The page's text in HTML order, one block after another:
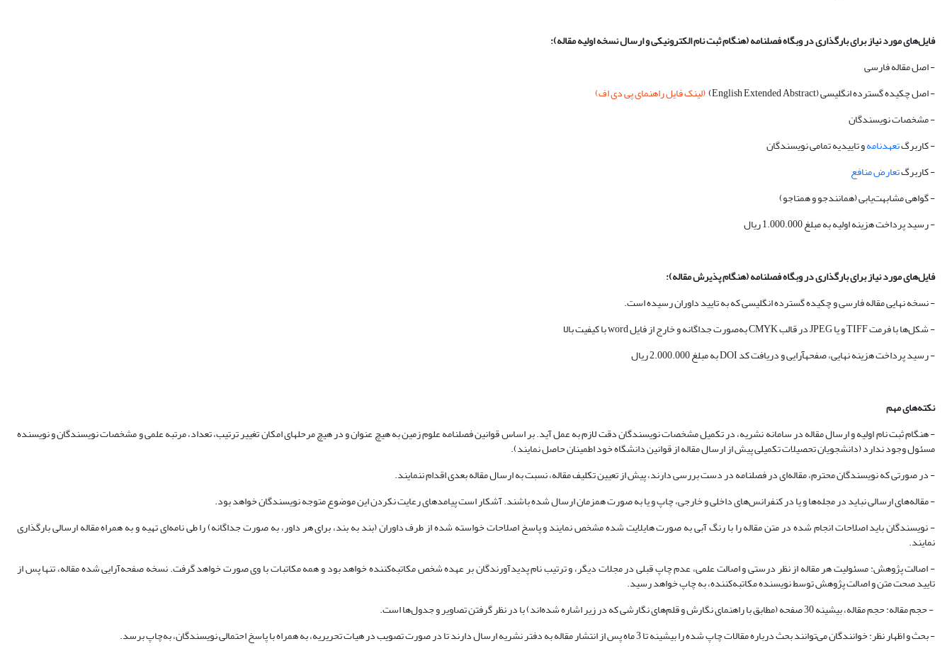
فایل‌های مورد نیاز برای بارگذاری دروبگاهفصلنامه (هنگام ثبت نام الکترونیکی و ارسال نسخه اولیه مقاله):
- اصل مقاله فارسی
- اصل چکیده گسترده انگلیسی (English Extended Abstract)
(لینک فایل راهنمای پی دی اف)
- مشخصات نویسندگان
- کاربرگتعهدنامهو تاییدیه تمامی نویسندگان
- کاربرگتعارض منافع
- گواهی مشابهت‌‏یابی (همانندجو و همتاجو)
- رسید پرداخت هزینه اولیه به مبلغ 1.000.000 ریال
فایل‌های مورد نیاز برای بارگذاری در وبگاه فصلنامه (هنگام پذیرش مقاله):
- نسخه نهایی مقاله فارسی و چکیده گسترده انگلیسی که به تایید داوران رسیده است.
- شکل‌ها با فرمت TIFF و یا JPEG در قالب CMYK به‌صورت جداگانه و خارج از فایل word با کیفیت بالا
- رسید پرداخت هزینه نهایی، صفحه‏آرایی و دریافت کد DOI به مبلغ 2.000.000 ریال
نکته‌‏های مهم
- هنگام ثبت نام اولیه و ارسال مقاله در سامانه نشریه، در تکمیل مشخصات نویسندگان دقت لازم به عمل آید. بر اساس قوانین فصلنامه علوم زمین به هیچ عنوان و در هیچ مرحله‏ای امکان تغییر ترتیب، تعداد، مرتبه علمی و مشخصات نویسندگان و نویسنده
مسئول وجود ندارد (دانشجویان تحصیلات تکمیلی پیش از ارسال مقاله از قوانین دانشگاه خود اطمینان حاصل نمایند).
- در صورتی که نویسندگان محترم، مقاله‌ای در فصلنامه در دست بررسی دارند، پیش از تعیین تکلیف مقاله، نسبت به ارسال مقاله بعدی اقدام ننمایند.
- مقاله‌های ارسالی نباید در مجله‌ها و یا در کنفرانس‌های داخلی و خارجی، چاپ و یا به صورت همزمان ارسال شده باشند. آشکار است پیامدهای رعایت نکردن این موضوع متوجه نویسندگان خواهد بود.
- نویسندگان باید اصلاحات انجام شده در متن مقاله را با رنگ آبی به صورت هایلایت شده مشخص نمایند و پاسخ اصلاحات خواسته شده از طرف داوران (بند به بند، برای هر داور، به صورت جداگانه) را طی نامه‌ای تهیه و به‌ همراه مقاله ارسالی بارگذاری
نمایند.
- اصالت پژوهش: مسئولیت هر مقاله از نظر درستی و اصالت علمی، عدم چاپ قبلی در مجلات دیگر، و ترتیب نام پدیدآورندگان بر عهده شخص مکاتبه‌کننده خواهد بود و همه مکاتبات با وی صورت خواهد گرفت. نسخه صفحه‌آرایی شده مقاله، تنها پس از
تایید صحت متن و اصالت پژوهش توسط نویسنده مکاتبه‌کننده، به چاپ خواهد رسید.
- حجم مقاله: حجم مقاله، بیشینه 30 صفحه (مطابق با راهنمای نگارش و قلم‌های نگارشی که در زیر اشاره شده‌‏اند) با در نظر گرفتن تصاویر و جدول‌ها است.
- بحث و اظهار نظر: خوانندگان می‌توانند بحث درباره مقالات چاپ شده را بیشینه تا 3 ماه پس از انتشار مقاله به دفتر نشریه ارسال دارند تا در صورت تصویب در هیات تحریریه، به همراه با پاسخ احتمالی نویسندگان، به‌چاپ برسد.